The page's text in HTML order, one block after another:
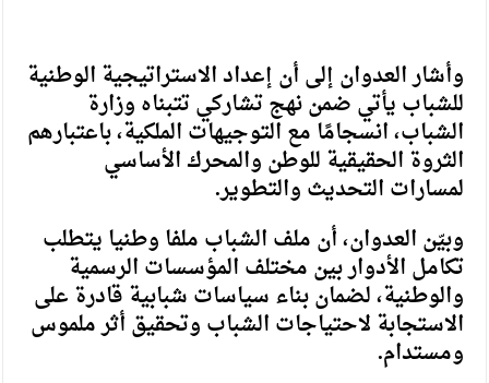
وأشار العدوان إلى أن إعداد الاستراتيجية الوطنية
للشباب يأتي ضمن نهج تشاركي تتبناه وزارة
الشباب، انسجامًا مع التوجيهات الملكية، باعتبارهم
الثروة الحقيقية للوطن والمحرك الأساسي
لمسارات التحديث والتطوير.
وبيّن العدوان، أن ملف الشباب ملفا وطنيا يتطلب
تكامل الأدوار بين مختلف المؤسسات الرسمية
والوطنية، لضمان بناء سياسات شبابية قادرة على
الاستجابة لاحتياجات الشباب وتحقيق أثر ملموس
ومستدام.